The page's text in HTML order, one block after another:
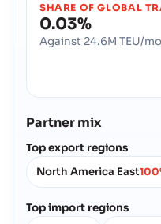
SHARE OF GLOBAL
0.03%
Against 24.6M TEU/
Partner mix
Top export regions
North America East
Top import regions